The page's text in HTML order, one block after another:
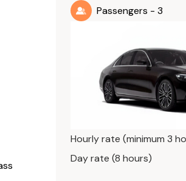
Passengers - 3
Hourly rate (minimum 3
Day rate (8 hours)